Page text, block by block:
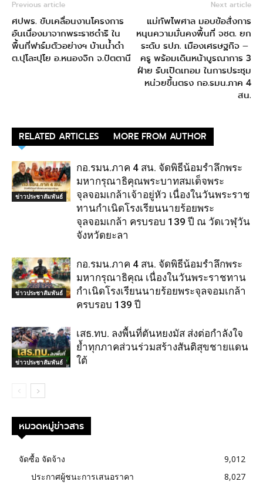
Previous article
ศปพร. ขับเคลื่อนงานโครงการ
อันเนื่องมาจากพระราชดำริ ใน
พื้นที่ฟาร์มตัวอย่างฯ บ้านน้ำดำ
ต.ปุโละปุโย อ.หนองจิก จ.ปัตตานี
Next article
แม่ทัพไพศาล มอบข้อสั่งการ
หนุนความมั่นคงพื้นที่ จชต. ยก
ระดับ รปภ. เมืองเศรษฐกิจ –
ครู พร้อมเดินหน้าบูรณาการ 3
ฝ่าย รับเปิดเทอม ในการประชุม
หน่วยขึ้นตรง กอ.รมน.ภาค 4
สน.
RELATED ARTICLES MORE FROM AUTHOR
ข่าวประชาสัมพันธ์
กอ.รมน.ภาค 4 สน. จัดพิธีน้อมรำลึกพระ
มหากรุณาธิคุณพระบาทสมเด็จพระ
จุลจอมเกล้าเจ้าอยู่หัว เนื่องในวันพระราช
ทานกำเนิดโรงเรียนนายร้อยพระ
จุลจอมเกล้า ครบรอบ 139 ปี ณ วัดเวฬุวัน
จังหวัดยะลา
ข่าวประชาสัมพันธ์
กอ.รมน.ภาค 4 สน. จัดพิธีน้อมรำลึกพระ
มหากรุณาธิคุณ เนื่องในวันพระราชทาน
กำเนิดโรงเรียนนายร้อยพระจุลจอมเกล้า
ครบรอบ 139 ปี
ข่าวประชาสัมพันธ์
เสธ.ทบ. ลงพื้นที่ตันหยงมัส ส่งต่อกำลังใจ
ย้ำทุกภาคส่วนร่วมสร้างสันติสุขชายแดน
ใต้
หมวดหมู่ข่าวสาร
จัดซื้อ จัดจ้าง
9,012
ประกาศผู้ชนะการเสนอราคา
8,027